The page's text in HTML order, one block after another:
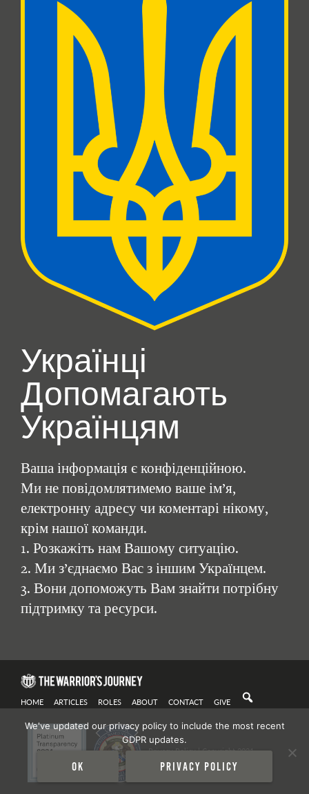
Українці
Допомагають
Українцям
Ваша інформація є конфіденційною.
Ми не повідомлятимемо ваше ім’я,
електронну адресу чи коментарі нікому,
крім нашої команди.
1. Розкажіть нам Вашому ситуацію.
2. Ми з’єднаємо Вас з іншим Українцем.
3. Вони допоможуть Вам знайти потрібну
підтримку та ресурси.
HOME ARTICLES ROLES ABOUT CONTACT GIVE
Privacy Policy| Copyright 2021
We've updated our privacy policy to include the most recent
GDPR updates.
Ok Privacy policy